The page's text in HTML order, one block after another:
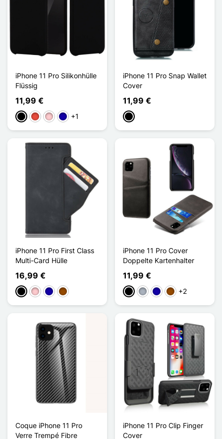
iPhone 11 Pro Silikonhülle
Flüssig
11,99 €
Schwarz
Rot PinkDunkelblau
+1
iPhone 11 Pro Snap Wallet
Cover
11,99 €
Schwarz
iPhone 11 Pro First Class
Multi-Card Hülle
16,99 €
Schwarz
PinkDunkelblau
Braun
iPhone 11 Pro Cover
Doppelte Kartenhalter
11,99 €
Schwarz
GrauDunkelblau
Braun
+2
Coque iPhone 11 Pro
Verre Trempé Fibre
iPhone 11 Pro Clip Finger
Cover